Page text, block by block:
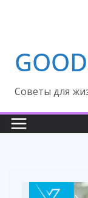
Cоветы для